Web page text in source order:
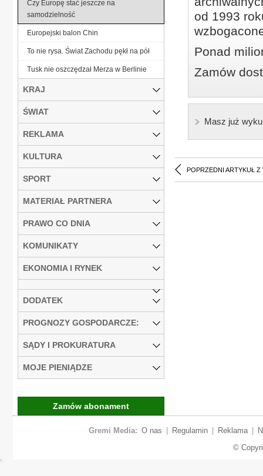
od 1993
Ponad
Zamów
Masz już
POPRZEDNI ARTYKUŁ Z
Czy Europę stać jeszcze na
samodzielność
Europejski balon Chin
To nie rysa. Świat Zachodu pękł na pół
Tusk nie oszczędzał Merza w Berlinie
KRAJ
ŚWIAT
REKLAMA
KULTURA
SPORT
MATERIAŁ PARTNERA
PRAWO CO DNIA
KOMUNIKATY
EKONOMIA I RYNEK
DODATEK
PROGNOZY GOSPODARCZE:
SĄDY I PROKURATURA
MOJE PIENIĄDZE
Zamów abonament
Gremi Media: O nas Regulamin Reklama
©